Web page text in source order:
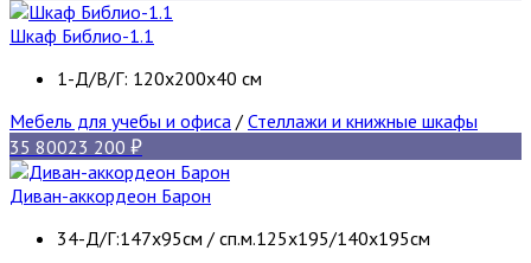
Шкаф Библио-1.1
1-Д/В/Г: 120х200х40 см
Мебель для учебы и офиса / Стеллажи и книжные шкафы
35 80023 200
Диван-аккордеон Барон
34-Д/Г:147х95см / сп.м.125х195/140х195см